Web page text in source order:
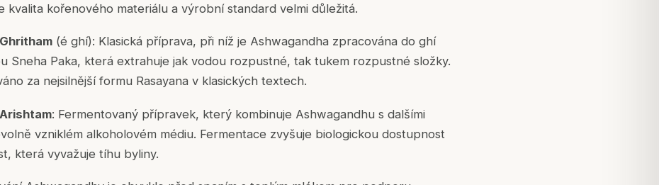
kvalita kořenového materiálu a výrobní standard velmi důležitá.
(é ghí): Klasická příprava, při níž je Ashwagandha zpracována do ghí
Sneha Paka, která extrahuje jak vodou rozpustné, tak tukem rozpustné složky.
za nejsilnější formu Rasayana v klasických textech.
: Fermentovaný přípravek, který kombinuje Ashwagandhu s dalšími
vzniklém alkoholovém médiu. Fermentace zvyšuje biologickou dostupnost
která vyvažuje tíhu byliny.